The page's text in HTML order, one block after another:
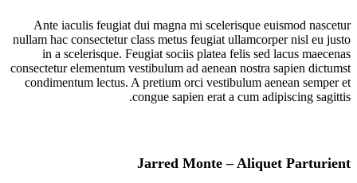
Ante iaculis feugiat dui magna mi scelerisque euismod nascetur
nullam hac consectetur class metus feugiat ullamcorper nisl eu justo
in a scelerisque. Feugiat sociis platea felis sed lacus maecenas
consectetur elementum vestibulum ad aenean nostra sapien dictumst
condimentum lectus. A pretium orci vestibulum aenean semper et
congue sapien erat a cum adipiscing sagittis.
Jarred Monte – Aliquet Parturient